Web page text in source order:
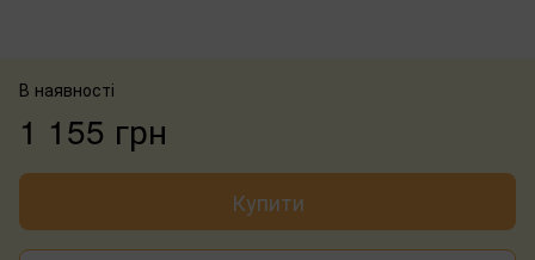
В наявності
1 155 грн
Купити